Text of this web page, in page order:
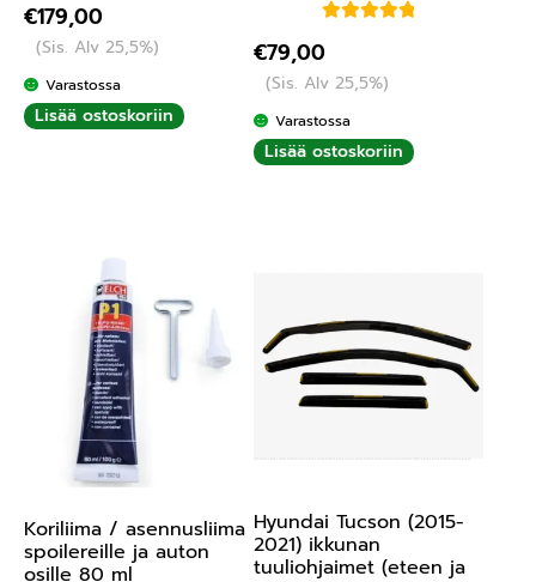
€179,00
(Sis. Alv 25,5%)
Varastossa
Lisää ostoskoriin
5.00/ 5
€79,00
(Sis. Alv 25,5%)
Varastossa
Lisää ostoskoriin
Koriliima / asennusliima
spoilereille ja auton
osille 80 ml
Hyundai Tucson (2015-
2021) ikkunan
tuuliohjaimet (eteen ja